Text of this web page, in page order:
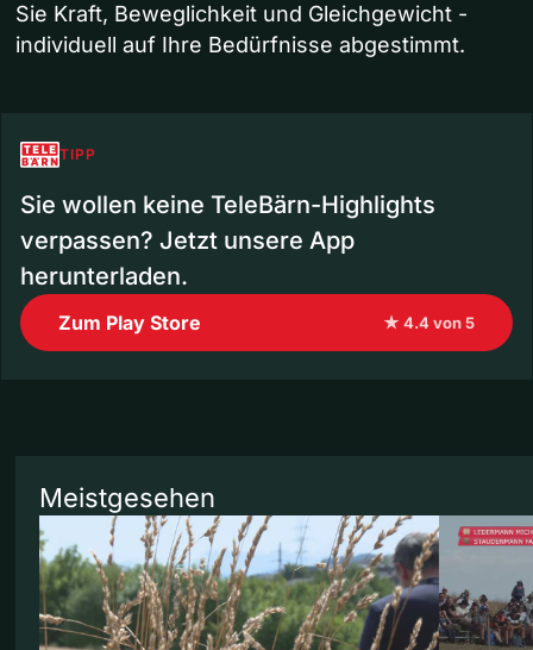
Sie Kraft, Beweglichkeit und Gleichgewicht -
individuell auf Ihre Bedürfnisse abgestimmt.
TIPP
Sie wollen keine TeleBärn-Highlights
verpassen? Jetzt unsere App
herunterladen.
Zum Play Store ★ 4.4 von 5
Meistgesehen